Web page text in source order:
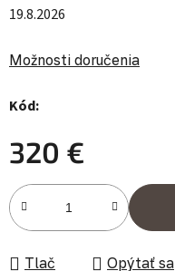
19.8.2026
Možnosti doručenia
Kód:
320 €
Jednotková cena:
Tlač Opýtať sa